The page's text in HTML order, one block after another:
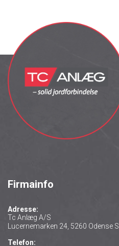
Firmainfo
Adresse:
Tc Anlæg A/S
Lucernemarken 24, 5260 Odense S
Telefon: